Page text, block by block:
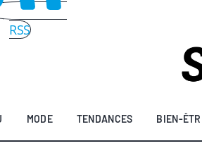
RSS
MODE TENDANCES BIEN-